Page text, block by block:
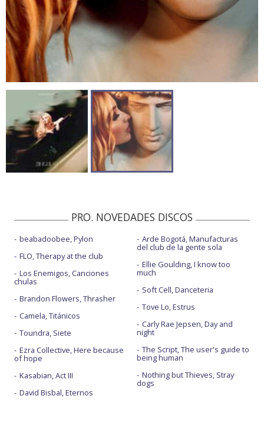
PRO. NOVEDADES DISCOS
beabadoobee, Pylon
FLO, Therapy at the club
Los Enemigos, Canciones
chulas
Brandon Flowers, Thrasher
Camela, Titánicos
Toundra, Siete
Ezra Collective, Here because
of hope
Kasabian, Act III
David Bisbal, Eternos
Arde Bogotá, Manufacturas
del club de la gente sola
Ellie Goulding, I know too
much
Soft Cell, Danceteria
Tove Lo, Estrus
Carly Rae Jepsen, Day and
night
The Script, The user's guide to
being human
Nothing but Thieves, Stray
dogs